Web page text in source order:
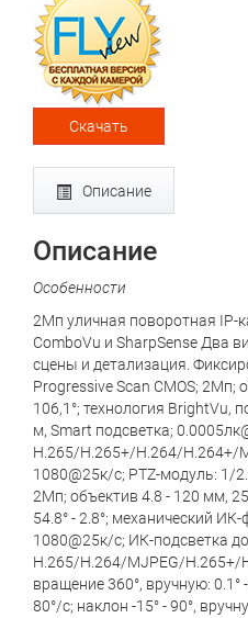
Скачать
Описание
Описание
Особенности
2Мп уличная поворотная IP-
ComboVu и SharpSense Два
сцены и детализация.
Progressive Scan CMOS; 2Мп;
106,1°; технология BrightVu,
м, Smart подсветка;
H.265/H.265+/H.264/H.264+/
1080@25к/с; PTZ-модуль: 1/
2Мп; объектив 4.8 - 120 мм,
54.8° - 2.8°; механический
1080@25к/с; ИК-подсветка
H.265/H.264/MJPEG/H.265+/
вращение 360°, вручную: 0.1°
80°/с; наклон -15° - 90°,